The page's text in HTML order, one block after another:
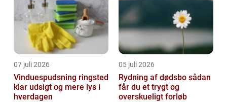
07 juli 2026
Vinduespudsning ringsted
klar udsigt og mere lys i
hverdagen
05 juli 2026
Rydning af dødsbo sådan
får du et trygt og
overskueligt forløb